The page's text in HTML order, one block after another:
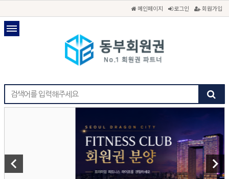
메인페이지 로그인 회원가입
keyboard_arrow_left keyboard_arrow_right